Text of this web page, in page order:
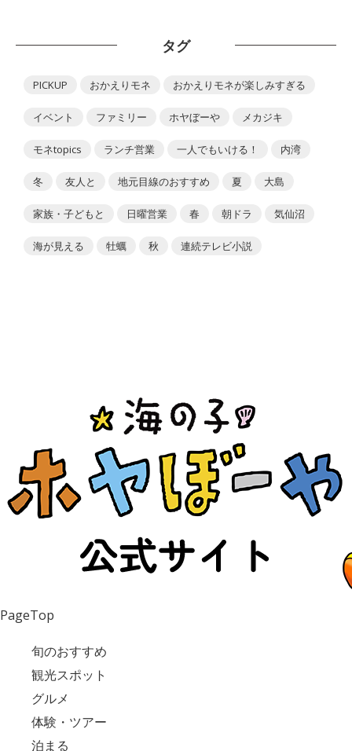
タグ
PICKUP おかえりモネ おかえりモネが楽しみすぎる
イベント ファミリー ホヤぼーや メカジキ
モネtopics ランチ営業 一人でもいける！ 内湾
冬 友人と 地元目線のおすすめ 夏 大島
家族・子どもと 日曜営業 春 朝ドラ 気仙沼
海が見える 牡蠣 秋 連続テレビ小説
PageTop
旬のおすすめ
観光スポット
グルメ
体験・ツアー
泊まる